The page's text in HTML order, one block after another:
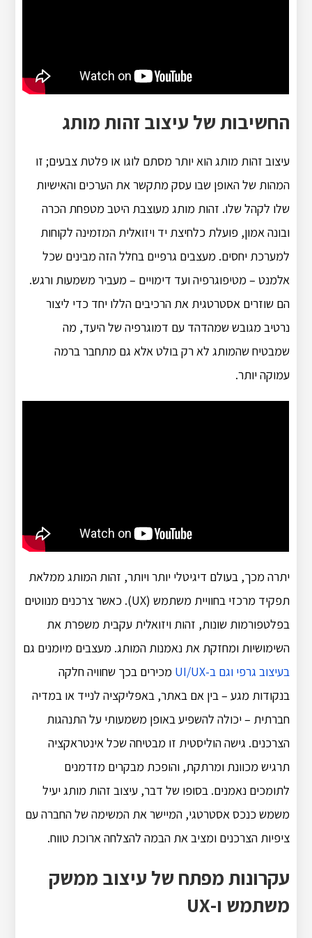
החשיבות של עיצוב זהות מותג
עיצוב זהות מותג הוא יותר מסתם לוגו או פלטת צבעים; זו
המהות של האופן שבו עסק מתקשר את הערכים והאישיות
שלו לקהל שלו. זהות מותג מעוצבת היטב מטפחת הכרה
ובונה אמון, פועלת כלחיצת יד ויזואלית המזמינה לקוחות
למערכת יחסים. מעצבים גרפיים בחלל הזה מבינים שכל
אלמנט – מטיפוגרפיה ועד דימויים – מעביר משמעות ורגש.
הם שוזרים אסטרטגית את הרכיבים הללו יחד כדי ליצור
נרטיב מגובש שמהדהד עם דמוגרפיה של היעד, מה
שמבטיח שהמותג לא רק בולט אלא גם מתחבר ברמה
עמוקה יותר.
יתרה מכך, בעולם דיגיטלי יותר ויותר, זהות המותג ממלאת
תפקיד מרכזי בחוויית משתמש (UX). כאשר צרכנים מנווטים
בפלטפורמות שונות, זהות ויזואלית עקבית משפרת את
השימושיות ומחזקת את נאמנות המותג. מעצבים מיומנים גם
בעיצוב גרפי וגם ב-UI/UX
מכירים בכך שחוויה חלקה
בנקודות מגע – בין אם באתר, באפליקציה לנייד או במדיה
חברתית – יכולה להשפיע באופן משמעותי על התנהגות
הצרכנים. גישה הוליסטית זו מבטיחה שכל אינטראקציה
תרגיש מכוונת ומרתקת, והופכת מבקרים מזדמנים
לתומכים נאמנים. בסופו של דבר, עיצוב זהות מותג יעיל
משמש כנכס אסטרטגי, המיישר את המשימה של החברה עם
ציפיות הצרכנים ומציב את הבמה להצלחה ארוכת טווח.
עקרונות מפתח של עיצוב ממשק
משתמש ו-UX